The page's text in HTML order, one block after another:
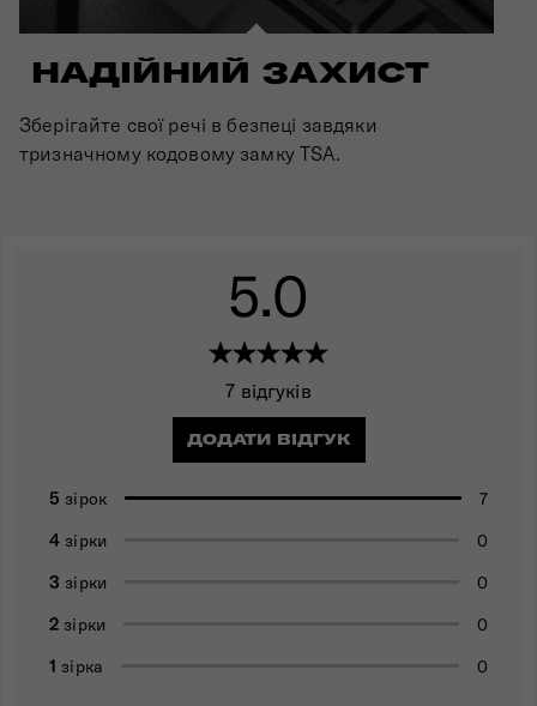
НАДІЙНИЙ ЗАХИСТ
Зберігайте свої речі в безпеці завдяки
тризначному кодовому замку TSA.
5.0
7 відгуків
ДОДАТИ ВІДГУК
5 зірок 7
4 зірки 0
3 зірки 0
2 зірки 0
1 зірка 0